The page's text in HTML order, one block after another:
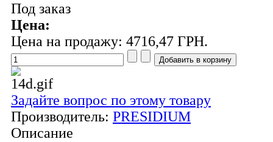
Под заказ
Цена:
Цена на продажу: 4716,47 ГРН.
Задайте вопрос по этому товару
Производитель: PRESIDIUM
Описание